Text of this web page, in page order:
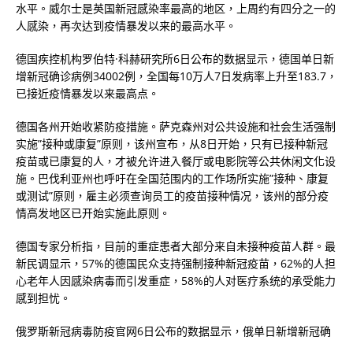
水平。威尔士是英国新冠感染率最高的地区，上周约有四分之一的
人感染，再次达到疫情暴发以来的最高水平。
德国疾控机构罗伯特·科赫研究所6日公布的数据显示，德国单日新
增新冠确诊病例34002例，全国每10万人7日发病率上升至183.7，
已接近疫情暴发以来最高点。
德国各州开始收紧防疫措施。萨克森州对公共设施和社会生活强制
实施”接种或康复”原则，该州宣布，从8日开始，只有已接种新冠
疫苗或已康复的人，才被允许进入餐厅或电影院等公共休闲文化设
施。巴伐利亚州也呼吁在全国范围内的工作场所实施”接种、康复
或测试”原则，雇主必须查询员工的疫苗接种情况，该州的部分疫
情高发地区已开始实施此原则。
德国专家分析指，目前的重症患者大部分来自未接种疫苗人群。最
新民调显示，57%的德国民众支持强制接种新冠疫苗，62%的人担
心老年人因感染病毒而引发重症，58%的人对医疗系统的承受能力
感到担忧。
俄罗斯新冠病毒防疫官网6日公布的数据显示，俄单日新增新冠确